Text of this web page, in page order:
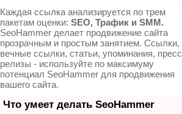
Каждая ссылка анализируется по трем
пакетам оценки: SEO, Трафик и SMM.
SeoHammer делает продвижение сайта
прозрачным и простым занятием. Ссылки,
вечные ссылки, статьи, упоминания,
релизы - используйте по максимуму
потенциал SeoHammer для продвижения
вашего сайта.
Что умеет делать SeoHammer